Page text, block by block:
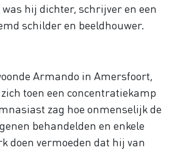
was hij dichter, schrijver en een
schilder en beeldhouwer.
Armando in Amersfoort,
toen een concentratiekamp
zag hoe onmenselijk de
behandelden en enkele
doen vermoeden dat hij van